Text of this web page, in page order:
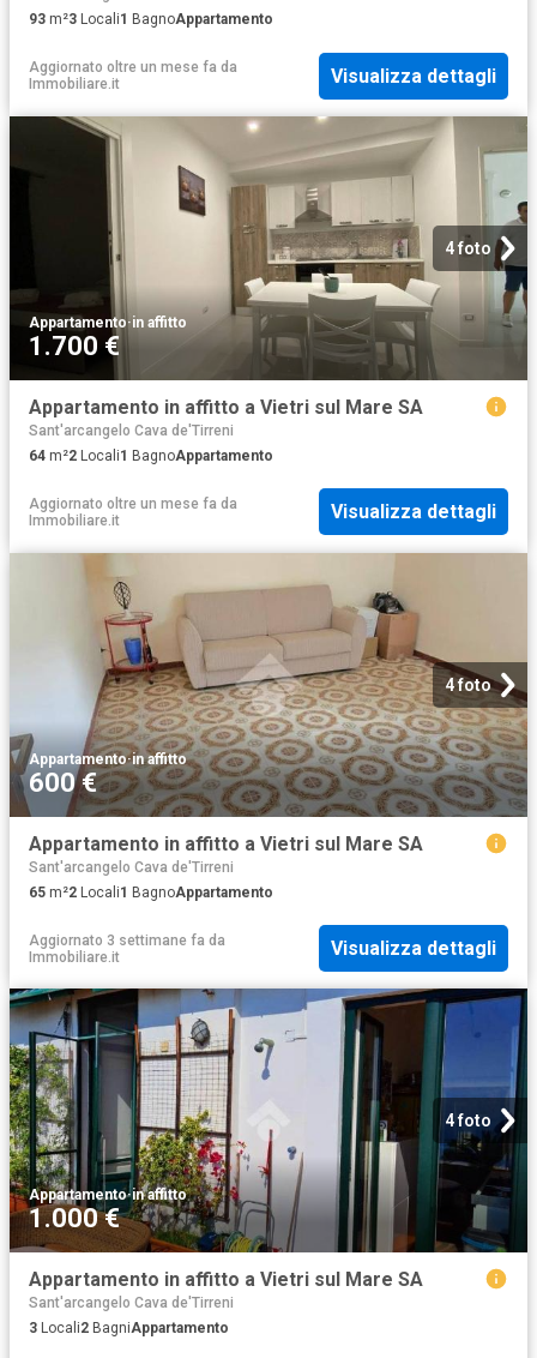
93 m²3 Locali1 BagnoAppartamento
Aggiornato oltre un mese fa da
Immobiliare.it
Visualizza dettagli
4 foto
Appartamento·in affitto
1.700 €
Appartamento in affitto a Vietri sul Mare SA
Sant'arcangelo Cava de'Tirreni
64 m²2 Locali1 BagnoAppartamento
Aggiornato oltre un mese fa da
Immobiliare.it
Visualizza dettagli
4 foto
Appartamento·in affitto
600 €
Appartamento in affitto a Vietri sul Mare SA
Sant'arcangelo Cava de'Tirreni
65 m²2 Locali1 BagnoAppartamento
Aggiornato 3 settimane fa da
Immobiliare.it
Visualizza dettagli
4 foto
Appartamento·in affitto
1.000 €
Appartamento in affitto a Vietri sul Mare SA
Sant'arcangelo Cava de'Tirreni
3 Locali2 BagniAppartamento